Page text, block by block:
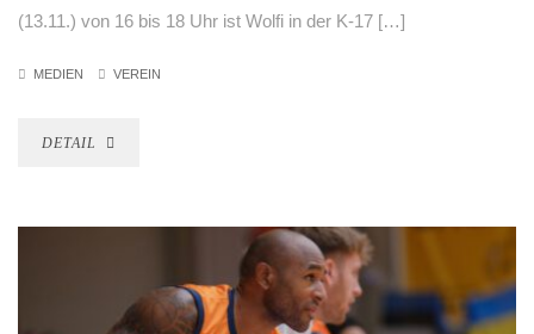
(13.11.) von 16 bis 18 Uhr ist Wolfi in der K-17 […]
MEDIEN VEREIN
DETAIL